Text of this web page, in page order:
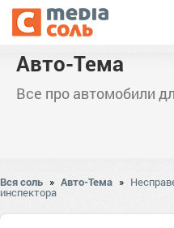
Авто-Тема
Все про автомобили
Вся соль » Авто-Тема »
инспектора